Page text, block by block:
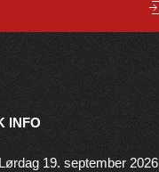
INFO
19. september 2026